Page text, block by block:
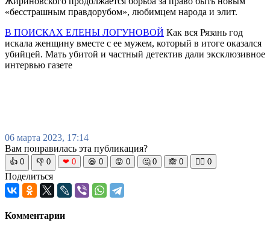
«бесстрашным правдорубом», любимцем народа и элит.
В ПОИСКАХ ЕЛЕНЫ ЛОГУНОВОЙ Как вся Рязань год
искала женщину вместе с ее мужем, который в итоге оказался
убийцей. Мать убитой и частный детектив дали эксклюзивное
интервью газете
06 марта 2023, 17:14
Вам понравилась эта публикация?
👍 0 👎 0 ❤ 0 😆 0 😡 0 🤔 0 🙈 0 🧘‍♀️ 0
Поделиться
Комментарии